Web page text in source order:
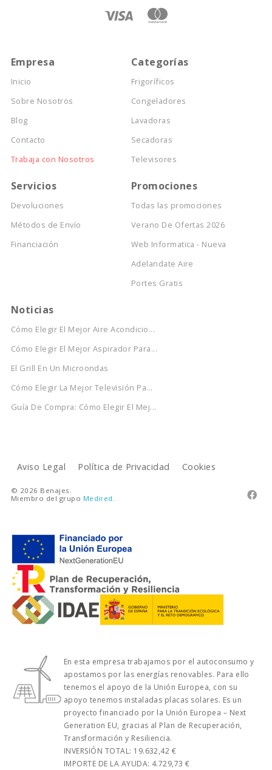
Empresa
Inicio
Sobre Nosotros
Blog
Contacto
Trabaja con Nosotros
Categorías
Frigoríficos
Congeladores
Lavadoras
Secadoras
Televisores
Servicios
Devoluciones
Métodos de Envío
Financiación
Promociones
Todas las promociones
Verano De Ofertas 2026
Web Informatica - Nueva
Adelandate Aire
Portes Gratis
Noticias
Cómo Elegir El Mejor Aire Acondicio...
Cómo Elegir El Mejor Aspirador Para...
El Grill En Un Microondas
Cómo Elegir La Mejor Televisión Pa...
Guía De Compra: Cómo Elegir El Mej...
Aviso Legal Política de Privacidad Cookies

© 2026 Benajes.
Miembro del grupo Medired .
En esta empresa trabajamos por el autoconsumo y
apostamos por las energías renovables. Para ello
tenemos el apoyo de la Unión Europea, con su
apoyo tenemos instaladas placas solares. Es un
proyecto financiado por la Unión Europea – Next
Generation EU, gracias al Plan de Recuperación,
Transformación y Resiliencia.
INVERSIÓN TOTAL: 19.632,42 €
IMPORTE DE LA AYUDA: 4.729,73 €